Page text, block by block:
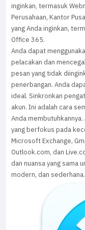
inginkan, termasuk
Perusahaan, Kantor
yang Anda inginkan,
Office 365.
Anda dapat
pelacakan dan
pesan yang tidak
penerbangan. Anda
ideal. Sinkronkan
akun. Ini adalah cara
Anda membutuhkannya.
yang berfokus pada
Microsoft Exchange,
Outlook.com, dan
dan nuansa yang sama
modern, dan sederhana.